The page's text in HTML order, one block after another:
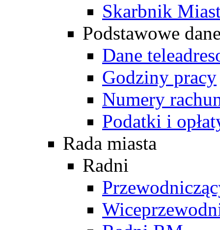
Skarbnik
Podstawowe
Dane
Godziny pracy
Numery
Podatki i
Rada miasta
Radni